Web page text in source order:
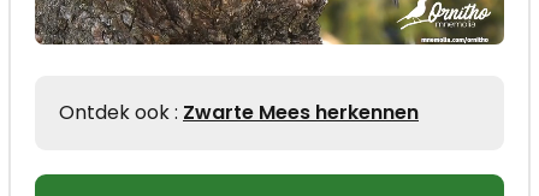
Ontdek ook : Zwarte Mees herkennen